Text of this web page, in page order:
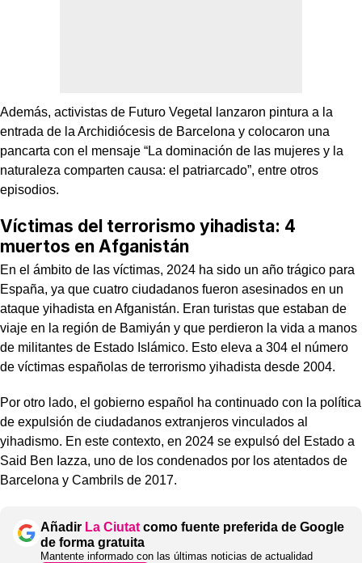
Además, activistas de Futuro Vegetal lanzaron pintura a la
entrada de la Archidiócesis de Barcelona y colocaron una
pancarta con el mensaje “La dominación de las mujeres y la
naturaleza comparten causa: el patriarcado”, entre otros
episodios.
Víctimas del terrorismo yihadista: 4
muertos en Afganistán
En el ámbito de las víctimas, 2024 ha sido un año trágico para
España, ya que cuatro ciudadanos fueron asesinados en un
ataque yihadista en Afganistán. Eran turistas que estaban de
viaje en la región de Bamiyán y que perdieron la vida a manos
de militantes de Estado Islámico. Esto eleva a 304 el número
de víctimas españolas de terrorismo yihadista desde 2004.
Por otro lado, el gobierno español ha continuado con la política
de expulsión de ciudadanos extranjeros vinculados al
yihadismo. En este contexto, en 2024 se expulsó del Estado a
Said Ben Iazza, uno de los condenados por los atentados de
Barcelona y Cambrils de 2017.
Añadir La Ciutat como fuente preferida de Google
de forma gratuita
Mantente informado con las últimas noticias de actualidad